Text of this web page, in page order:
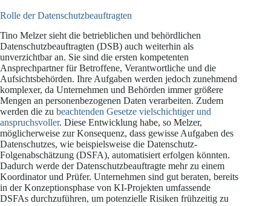
Rolle der Datenschutzbeauftragten
Tino Melzer sieht die betrieblichen und behördlichen
Datenschutzbeauftragten (DSB) auch weiterhin als
unverzichtbar an. Sie sind die ersten kompetenten
Ansprechpartner für Betroffene, Verantwortliche und die
Aufsichtsbehörden. Ihre Aufgaben werden jedoch zunehmend
komplexer, da Unternehmen und Behörden immer größere
Mengen an personenbezogenen Daten verarbeiten. Zudem
werden die zu beachtenden Gesetze vielschichtiger und
anspruchsvoller. Diese Entwicklung habe, so Melzer,
möglicherweise zur Konsequenz, dass gewisse Aufgaben des
Datenschutzes, wie beispielsweise die Datenschutz-
Folgenabschätzung (DSFA), automatisiert erfolgen könnten.
Dadurch werde der Datenschutzbeauftragte mehr zu einem
Koordinator und Prüfer. Unternehmen sind gut beraten, bereits
in der Konzeptionsphase von KI-Projekten umfassende
DSFAs durchzuführen, um potenzielle Risiken frühzeitig zu